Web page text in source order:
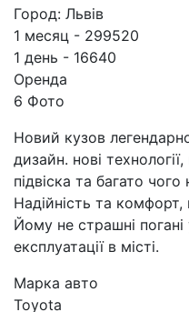
Город: Львів
1 месяц - 299520
1 день - 16640
Оренда
6 Фото
Новий кузов
дизайн. нові
підвіска та багато
Надійність та
Йому не страшні
експлуатації в місті.
Марка авто
Toyota